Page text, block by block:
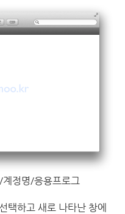
정명/응용프로그
택하고 새로 나타난 창에